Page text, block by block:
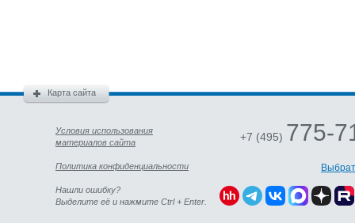
Карта сайта
Условия использования
материалов сайта
Политика конфиденциальности
Нашли ошибку?
Выделите её и нажмите Ctrl + Enter.
+7 (495) 775-